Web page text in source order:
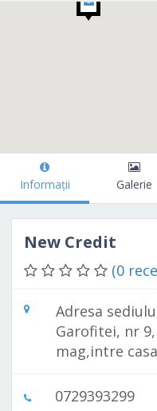
Informații Galerie
New Credit
(0
Adresa
Garofitei, nr
mag,intre
0729393299